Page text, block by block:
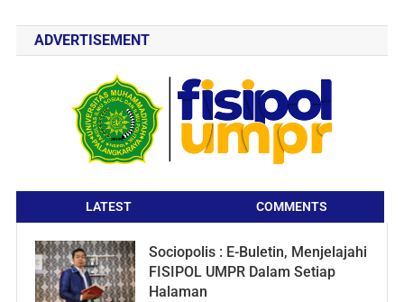
ADVERTISEMENT
LATEST COMMENTS
Sociopolis : E-Buletin, Menjelajahi
FISIPOL UMPR Dalam Setiap
Halaman